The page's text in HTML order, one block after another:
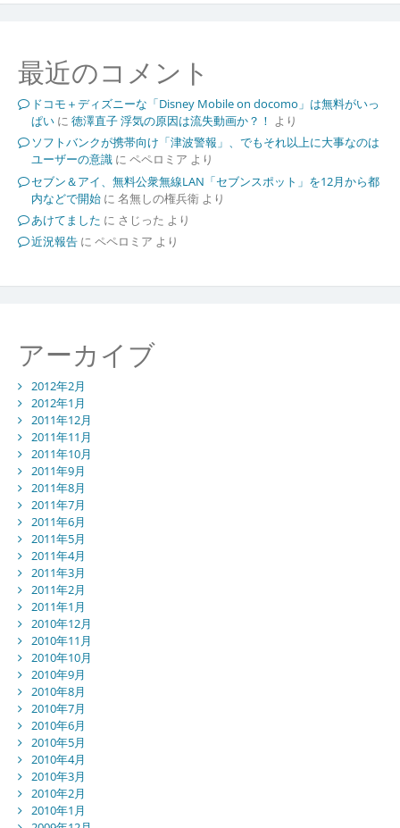
最近のコメント
ドコモ＋ディズニーな「Disney Mobile on docomo」は無料がいっ
ぱいに 徳澤直子 浮気の原因は流失動画か？！ より
ソフトバンクが携帯向け「津波警報」、でもそれ以上に大事なのは
ユーザーの意識に ペペロミア より
セブン＆アイ、無料公衆無線LAN「セブンスポット」を12月から都
内などで開始に 名無しの権兵衛より
あけてました に さじった より
近況報告に ペペロミア より
アーカイブ
2012年2月
2012年1月
2011年12月
2011年11月
2011年10月
2011年9月
2011年8月
2011年7月
2011年6月
2011年5月
2011年4月
2011年3月
2011年2月
2011年1月
2010年12月
2010年11月
2010年10月
2010年9月
2010年8月
2010年7月
2010年6月
2010年5月
2010年4月
2010年3月
2010年2月
2010年1月